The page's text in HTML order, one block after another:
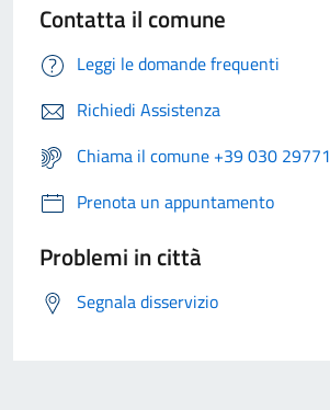
Contatta il comune
Leggi le domande frequenti
Richiedi Assistenza
Chiama il comune +39 030 29771
Prenota un appuntamento
Problemi in città
Segnala disservizio